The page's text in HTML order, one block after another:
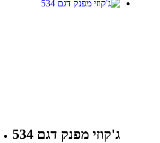
ג'קוזי מפנק דגם 534